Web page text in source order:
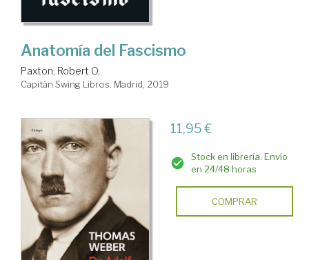
Anatomía del Fascismo
Paxton, Robert O.
Capitán Swing Libros. Madrid, 2019
11,95 €
Stock en librería. Envío
en 24/48 horas
COMPRAR